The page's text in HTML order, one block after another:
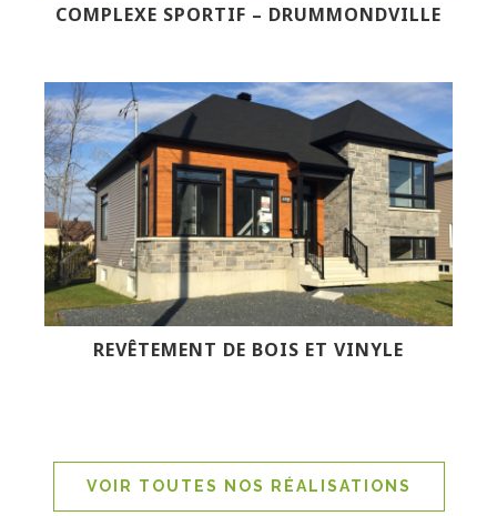
COMPLEXE SPORTIF – DRUMMONDVILLE
REVÊTEMENT DE BOIS ET VINYLE
VOIR TOUTES NOS RÉALISATIONS